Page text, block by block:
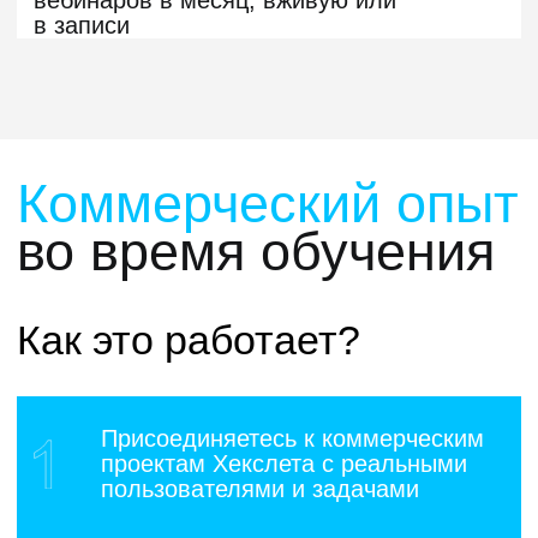
Карьерную стратегию
Более 4500 выпускников
Хекслетанашли работу